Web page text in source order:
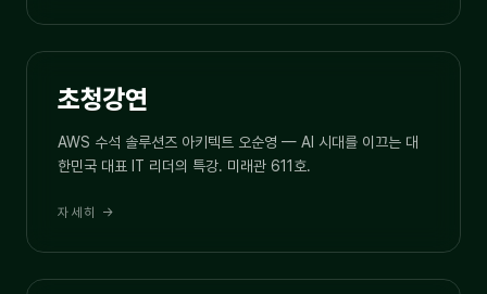
초청강연
AWS 수석 솔루션즈 아키텍트 오순영 — AI 시대를 이끄는 대
한민국 대표 IT 리더의 특강. 미래관 611호.
자세히 →